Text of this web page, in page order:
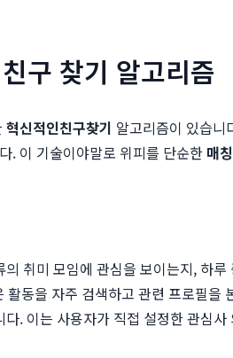
구 찾기 알고리즘
혁신적인친구찾기 알고리즘이 있습니
. 이 기술이야말로 위피를 단순한 매
취미 모임에 관심을 보이는지, 하
동을 자주 검색하고 관련 프로필
. 이는 사용자가 직접 설정한 관심